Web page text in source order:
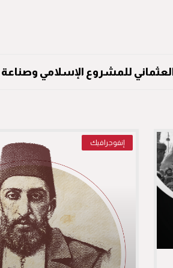
للمشروع الإسلامي وصناعة
إنفوجرافيك